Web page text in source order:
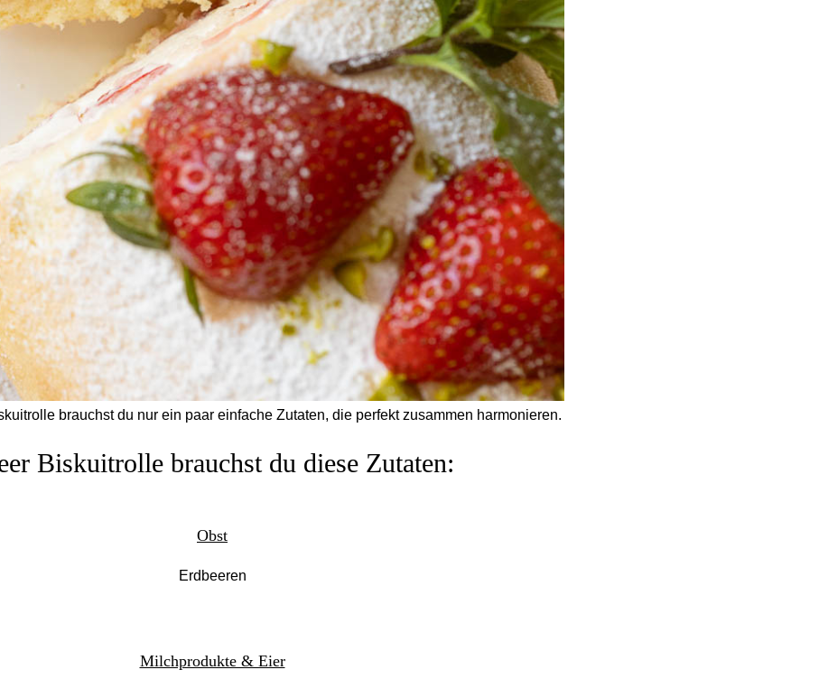
brauchst du nur ein paar einfache Zutaten, die perfekt zusammen harmonieren.
Biskuitrolle brauchst du diese Zutaten:
Obst
Erdbeeren
Milchprodukte & Eier